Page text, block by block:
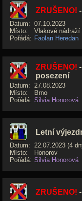
ZRUŠENO!
Datum: 07.10.2023
Místo:
Vlakové nádraží
Pořádá: Faolan Heredan
ZRUŠENO!
posezení
Datum: 27.08.2023
Místo:
Brno
Pořádá: Silvia Honorová
Letní
Datum: 22.07.2023 (4
Místo:
Honorov
Pořádá: Silvia Honorová
ZRUŠENO!